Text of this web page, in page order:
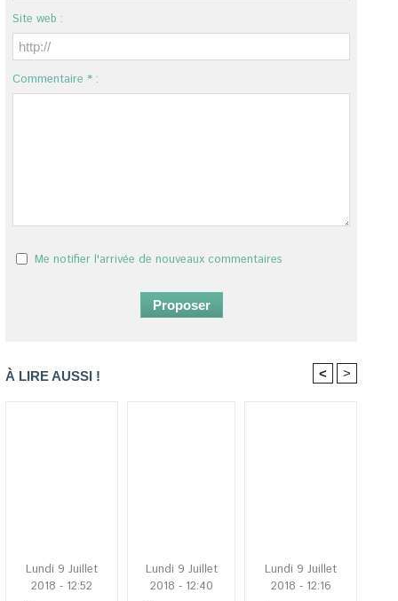
Site web :
Commentaire * :
Me notifier l'arrivée de nouveaux commentaires
À LIRE AUSSI ! < >
Lundi 9 Juillet
2018 - 12:52
Lundi 9 Juillet
2018 - 12:40
Lundi 9 Juillet
2018 - 12:16